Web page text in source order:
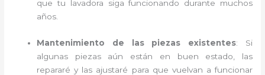
que tu lavadora siga funcionando durante muchos
años.
Mantenimiento de las piezas existentes: Si
algunas piezas aún están en buen estado, las
repararé y las ajustaré para que vuelvan a funcionar